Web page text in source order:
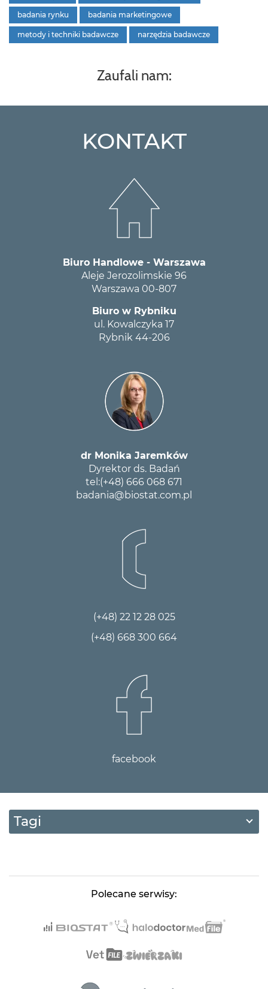
badania rynku badania marketingowe
metody i techniki badawcze narzędzia badawcze
Zaufali nam:
KONTAKT
Biuro Handlowe - Warszawa
Aleje Jerozolimskie 96
Warszawa 00-807
Biuro w Rybniku
ul. Kowalczyka 17
Rybnik 44-206
dr Monika Jaremków
Dyrektor ds. Badań
tel:(+48) 666 068 671
badania@biostat.com.pl
(+48) 22 12 28 025
(+48) 668 300 664
facebook
Tagi
Polecane serwisy: